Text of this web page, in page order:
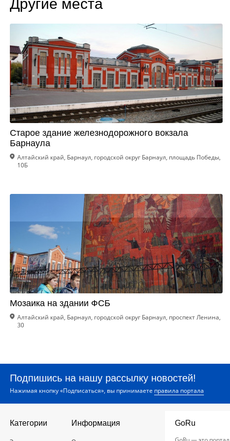
Другие места
Старое здание железнодорожного вокзала
Барнаула
Алтайский край, Барнаул, городской округ Барнаул, площадь Победы,
10Б
Мозаика на здании ФСБ
Алтайский край, Барнаул, городской округ Барнаул, проспект Ленина,
30
Подпишись на нашу рассылку новостей!
Нажимая кнопку «Подписаться», вы принимаете правила портала
Категории Информация
GoRu